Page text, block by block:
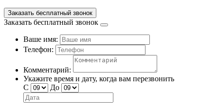
Заказать бесплатный звонок
Заказать бесплатный звонок
Ваше имя:
Телефон:
Комментарий:
Укажите время и дату, когда вам перезвонить
С
До